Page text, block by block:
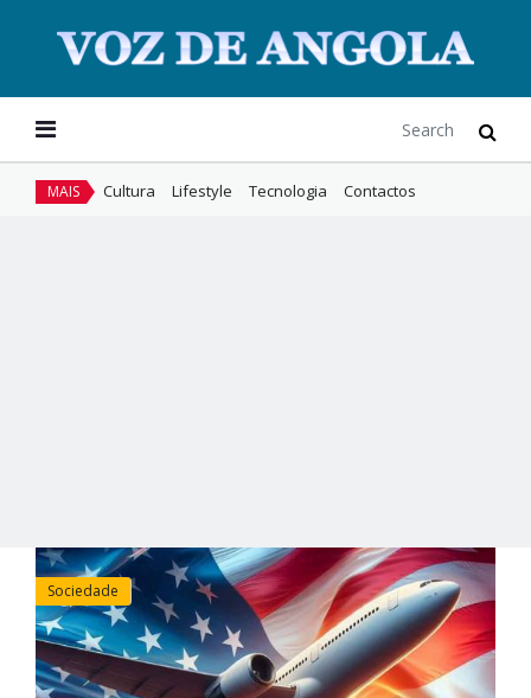
MAIS Cultura Lifestyle Tecnologia Contactos
Sociedade